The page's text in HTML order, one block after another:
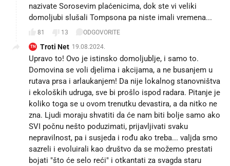
nazivate Sorosevim plaćenicima, dok ste vi veliki
domoljubi slušali Tompsona pa niste imali vremena...
81 13 ODGOVORITE
TN Troti Net 19.08.2024.
Upravo to! Ovo je istinsko domoljublje, i samo to.
Domovina se voli djelima i akcijama, a ne busanjem u
rutava prsa i arlaukanjem! Da nije lokalnog stanovništva
i ekoloških udruga, sve bi prošlo ispod radara. Pitanje je
koliko toga se u ovom trenutku devastira, a da nitko ne
zna. Ljudi moraju shvatiti da će nam biti bolje samo ako
SVI počnu nešto poduzimati, prijavljivati svaku
nepravilnost, pa i susjeda i rođu ako treba... valjda smo
sazreli i evoluirali kao društvo da se možemo prestati
bojati "što će selo reći" i otkantati za svagda staru